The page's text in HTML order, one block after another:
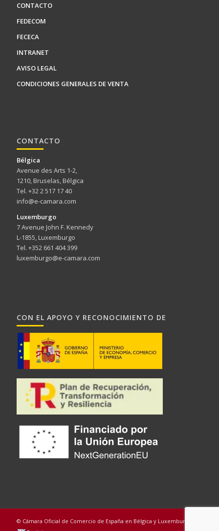
CONTACTO
FEDECOM
FECECA
INTRANET
AVISO LEGAL
CONDICIONES GENERALES DE VENTA
CONTACTO
Bélgica
Avenue des Arts 1-2,
1210, Bruselas, Bélgica
Tel. +32 2 517 17 40
info@e-camara.com
Luxemburgo
7 Avenue John F. Kennedy
L-1855, Luxemburgo
Tel. +352 661 404 399
luxemburgo@e-camara.com
CON EL APOYO Y RECONOCIMIENTO DE
© Cámara Oficial de Comercio de España en Bélgica y Luxemburgo